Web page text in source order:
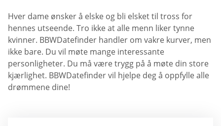
Hver dame ønsker å elske og bli elsket til tross for
hennes utseende. Tro ikke at alle menn liker tynne
kvinner. BBWDatefinder handler om vakre kurver, men
ikke bare. Du vil møte mange interessante
personligheter. Du må være trygg på å møte din store
kjærlighet. BBWDatefinder vil hjelpe deg å oppfylle alle
drømmene dine!